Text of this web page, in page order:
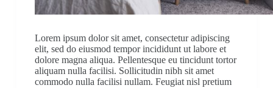
Lorem ipsum dolor sit amet, consectetur adipiscing
elit, sed do eiusmod tempor incididunt ut labore et
dolore magna aliqua. Pellentesque eu tincidunt tortor
aliquam nulla facilisi. Sollicitudin nibh sit amet
commodo nulla facilisi nullam. Feugiat nisl pretium